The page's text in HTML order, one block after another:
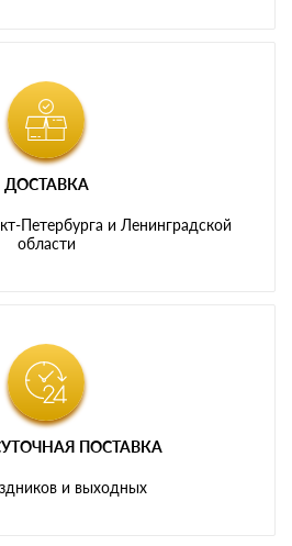
ДОСТАВКА
Петербурга и Ленинградской
области
ПОСТАВКА
и выходных